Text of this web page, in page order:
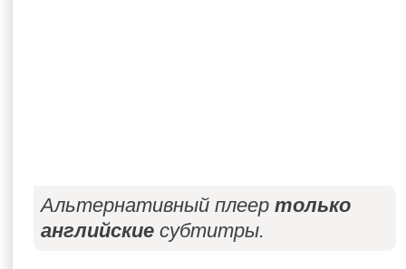
Альтернативный плеер только
английскиесубтитры.